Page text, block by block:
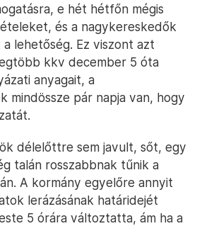
e hét hétfőn mégis
és a nagykereskedők
a lehetőség. Ez viszont azt
kkv december 5 óta
anyagait, a
mindössze pár napja van, hogy
délelőttre sem javult, sőt, egy
talán rosszabbnak tűnik a
A kormány egyelőre annyit
lerázásának határidejét
5 órára változtatta, ám ha a